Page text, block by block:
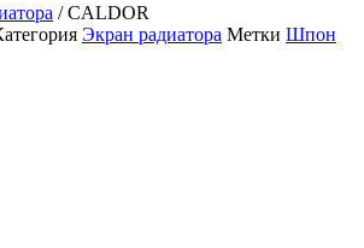
/ CALDOR
Экран радиатора Метки Шпон